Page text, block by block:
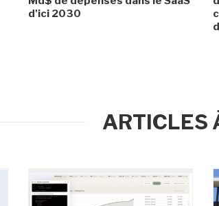
d'ici 2030
ARTICLES